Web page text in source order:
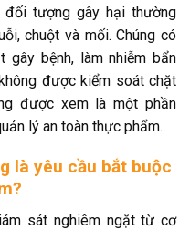
đối tượng gây hại thường
chuột và mối. Chúng có
gây bệnh, làm nhiễm bẩn
được kiểm soát chặt
được xem là một phần
lý an toàn thực phẩm.
là yêu cầu bắt buộc
sát nghiêm ngặt từ cơ